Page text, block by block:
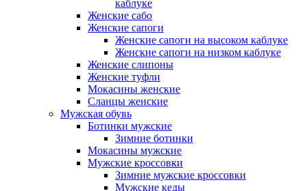
каблуке
Женские сабо
Женские сапоги
Женские сапоги на высоком каблуке
Женские сапоги на низком каблуке
Женские слипоны
Женские туфли
Мокасины женские
Сланцы женские
Мужская обувь
Ботинки мужские
Зимние ботинки
Мокасины мужские
Мужские кроссовки
Зимние мужские кроссовки
Мужские кеды